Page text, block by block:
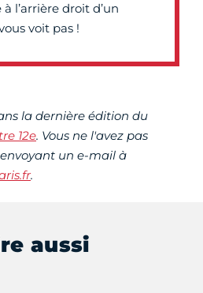
l’arrière droit d’un
voit pas !
la dernière édition du
12e. Vous ne l'avez pas
un e-mail à
.
aussi